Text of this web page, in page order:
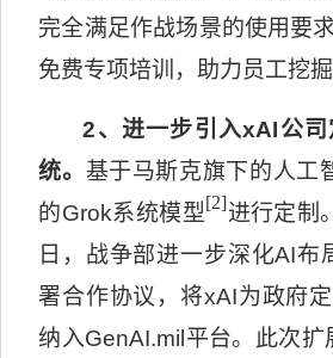
完全满足作战场景的使用要
免费专项培训，助力员工挖掘
2、进一步引入xAI公
统。 基于马斯克旗下的人工
的Grok系统模型[2]进行定制。
日，战争部进一步深化AI布
署合作协议，将xAI为政府
纳入GenAI.mil 平台。此次扩